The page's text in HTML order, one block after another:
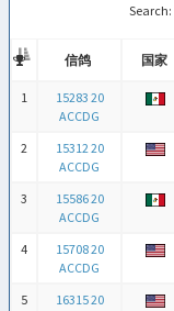
Search:
信鸽 国家
信鸽
国家
1
15283 20
ACCDG
2
15312 20
ACCDG
3
15586 20
ACCDG
4
15708 20
ACCDG
5
16315 20